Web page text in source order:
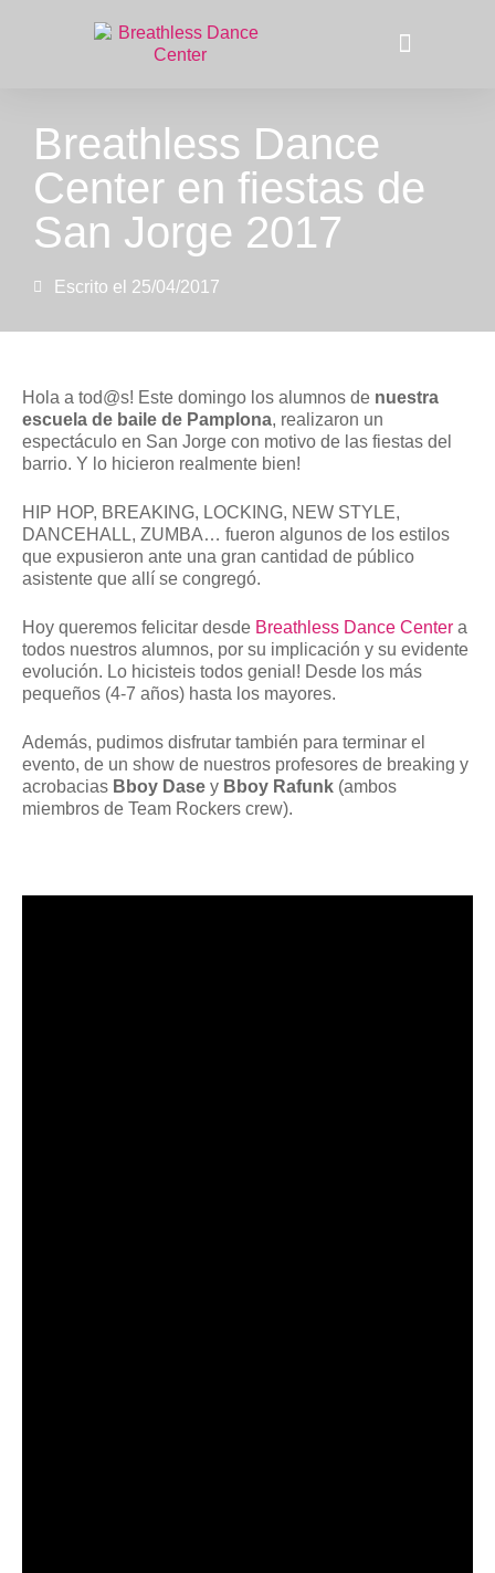
Breathless Dance
Center en fiestas de
San Jorge 2017
Escrito el 25/04/2017
Hola a tod@s! Este domingo los alumnos de nuestra
escuela de baile de Pamplona, realizaron un
espectáculo en San Jorge con motivo de las fiestas del
barrio. Y lo hicieron realmente bien!
HIP HOP, BREAKING, LOCKING, NEW STYLE,
DANCEHALL, ZUMBA… fueron algunos de los estilos
que expusieron ante una gran cantidad de público
asistente que allí se congregó.
Hoy queremos felicitar desde Breathless Dance Center a
todos nuestros alumnos, por su implicación y su evidente
evolución. Lo hicisteis todos genial! Desde los más
pequeños (4-7 años) hasta los mayores.
Además, pudimos disfrutar también para terminar el
evento, de un show de nuestros profesores de breaking y
acrobacias Bboy Dase y Bboy Rafunk (ambos
miembros de Team Rockers crew).